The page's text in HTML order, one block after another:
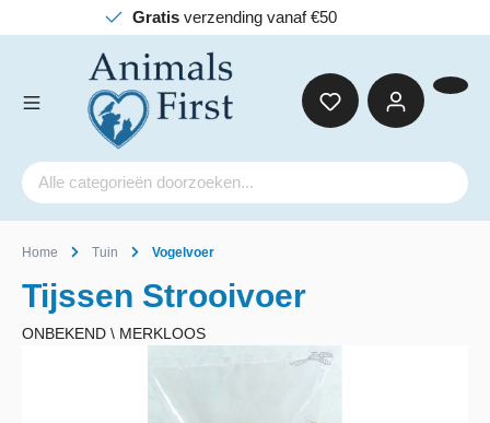
verzending vanaf €50
Home Tuin Vogelvoer
Tijssen Strooivoer
ONBEKEND \ MERKLOOS